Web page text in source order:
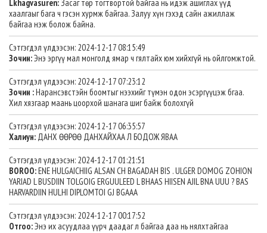
Lkhagvasuren:Засаг төр тогтвортой байгаа нь идэж ашиглах үүд
хаалгаыг бага ч гэсэн хурмж байгаа. Залуу хүн гэхэд сайн ажиллаж
байгаа нэж болож байна.
Сэтгэгдэл үлдээсэн: 2024-12-17 08:15:49
Зочин:Энэ эргүү мал монголд ямар ч гялтайх юм хийхгүй нь ойлгомжтой.
Сэтгэгдэл үлдээсэн: 2024-12-17 07:23:12
Зочин :Нарансэвстэйн боомтыг нээхийг түмэн одон эсэргүүцэж бгаа.
Хил хязгаар маань цоорхой шанага шиг байж болохгүй
Сэтгэгдэл үлдээсэн: 2024-12-17 06:35:57
Халиун: ДАНХ ӨӨРӨӨ ДАНХАЙХАА Л БОДОЖ ЯВАА
Сэтгэгдэл үлдээсэн: 2024-12-17 01:21:51
BOROO:ENE HULGAICHIIG ALSAN CH BAGADAH BIS . ULGER DOMOG ZOHION
YARIAD L BUSDIIN TOLGOIG ERGUULEED L BHAAS HIISEN AJIL BNA UUU ? BAS
HARVARDIIN HULHI DIPLOMTOI GJ BGAAA
Сэтгэгдэл үлдээсэн: 2024-12-17 00:17:52
Отгоо:Энэ их асуудлаа үүрч даадаг л байгаа даа нь нялхтайгаа